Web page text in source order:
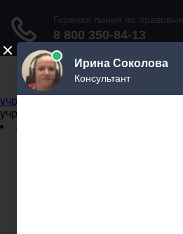
Не официальный
учреждений
учреждений
Задать вопрос юристу